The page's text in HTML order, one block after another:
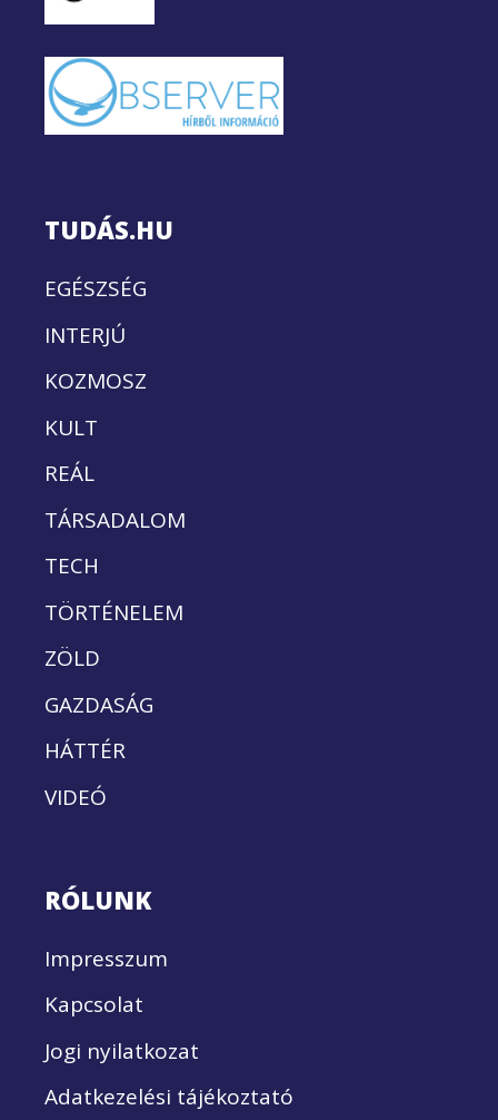
TUDÁS.HU
EGÉSZSÉG
INTERJÚ
KOZMOSZ
KULT
REÁL
TÁRSADALOM
TECH
TÖRTÉNELEM
ZÖLD
GAZDASÁG
HÁTTÉR
VIDEÓ
RÓLUNK
Impresszum
Kapcsolat
Jogi nyilatkozat
Adatkezelési tájékoztató